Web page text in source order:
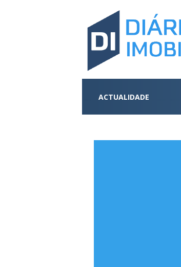
ACTUALIDADE